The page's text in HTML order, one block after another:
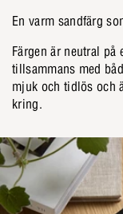
En varm sandfärg
Färgen är neutral
tillsammans med
mjuk och tidlös och
kring.